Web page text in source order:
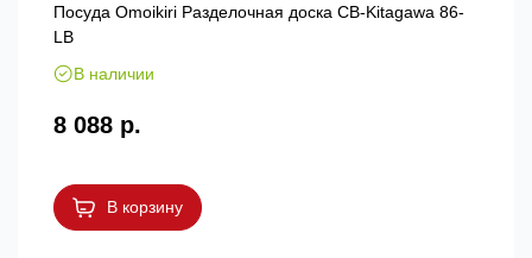
Посуда Omoikiri Разделочная доска CB-Kitagawa 86-
LB
В наличии
8 088 р.
В корзину